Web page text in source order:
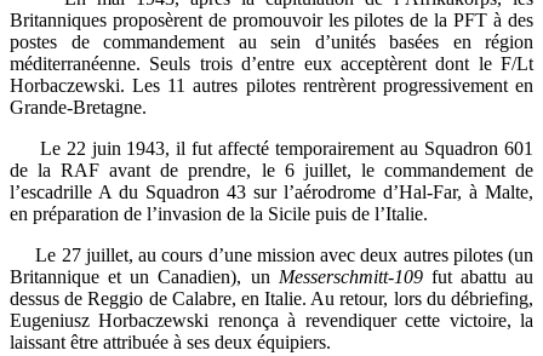
Britanniques proposèrent de promouvoir les pilotes de la PFT à des
postes de commandement au sein d’unités basées en région
méditerranéenne. Seuls trois d’entre eux acceptèrent dont le F/Lt
Horbaczewski. Les 11 autres pilotes rentrèrent progressivement en
Grande-Bretagne.
Le 22 juin 1943, il fut affecté temporairement au Squadron 601
de la RAF avant de prendre, le 6 juillet, le commandement de
l’escadrille A du Squadron 43 sur l’aérodrome d’Hal-Far, à Malte,
en préparation de l’invasion de la Sicile puis de l’Italie.
Le 27 juillet, au cours d’une mission avec deux autres pilotes (un
Britannique et un Canadien), un Messerschmitt-109 fut abattu au
dessus de Reggio de Calabre, en Italie. Au retour, lors du débriefing,
Eugeniusz Horbaczewski renonça à revendiquer cette victoire, la
laissant être attribuée à ses deux équipiers.